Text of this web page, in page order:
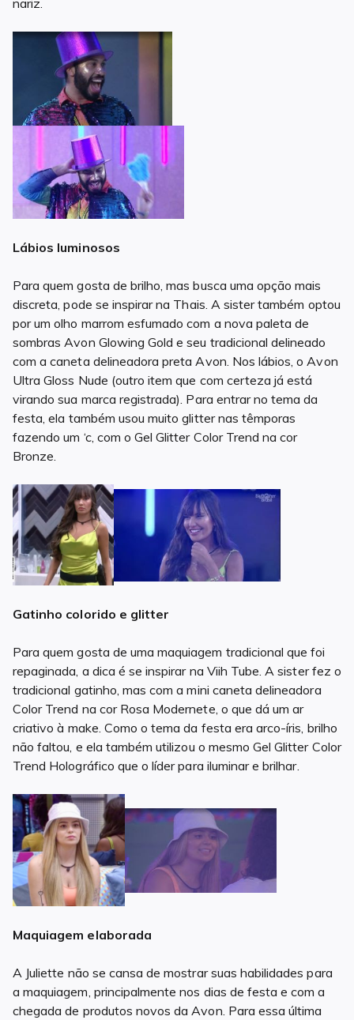
nariz.
Lábios luminosos
Para quem gosta de brilho, mas busca uma opção mais
discreta, pode se inspirar na Thais. A sister também optou
por um olho marrom esfumado com a nova paleta de
sombras Avon Glowing Gold e seu tradicional delineado
com a caneta delineadora preta Avon. Nos lábios, o Avon
Ultra Gloss Nude (outro item que com certeza já está
virando sua marca registrada). Para entrar no tema da
festa, ela também usou muito glitter nas têmporas
fazendo um ‘c, com o Gel Glitter Color Trend na cor
Bronze.
Gatinho colorido e glitter
Para quem gosta de uma maquiagem tradicional que foi
repaginada, a dica é se inspirar na Viih Tube. A sister fez o
tradicional gatinho, mas com a mini caneta delineadora
Color Trend na cor Rosa Modernete, o que dá um ar
criativo à make. Como o tema da festa era arco-íris, brilho
não faltou, e ela também utilizou o mesmo Gel Glitter Color
Trend Holográfico que o líder para iluminar e brilhar.
Maquiagem elaborada
A Juliette não se cansa de mostrar suas habilidades para
a maquiagem, principalmente nos dias de festa e com a
chegada de produtos novos da Avon. Para essa última